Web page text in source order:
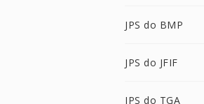
JPS do BMP
JPS do JFIF
JPS do TGA